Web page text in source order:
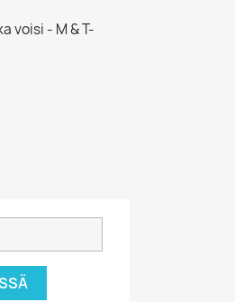
voisi - M & T-